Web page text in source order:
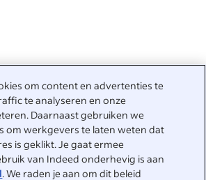
om content en advertenties te
te analyseren en onze
Daarnaast gebruiken we
om werkgevers te laten weten dat
is geklikt. Je gaat ermee
van Indeed onderhevig is aan
. We raden je aan om dit beleid
graag
voor antwoorden op veelgestelde
contact met ons op.